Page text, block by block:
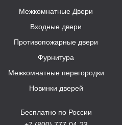
Межкомнатные Двери
Входные двери
Противопожарные двери
Фурнитура
Межкомнатные перегородки
Новинки дверей
Бесплатно по России